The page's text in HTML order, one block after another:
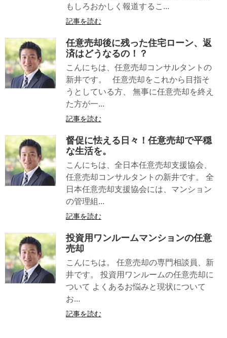
もしろおかしく報道するこ...
記事を読む
任意売却後に残った住宅ローン、返
済はどうなるの！？
こんにちは、任意売却コンサルタントの
新井です。 任意売却をこれから目指そ
うとしている方、 無事に任意売却を終え
た方が一...
記事を読む
督促に怯える日々！任意売却で平穏
な生活を。
こんにちは、全日本任意売却支援協会、
任意売却コンサルタントの新井です。 全
日本任意売却支援協会には、マンション
の管理組...
記事を読む
投資用ワンルームマンションの任意
売却
こんにちは。 任意売却の専門相談員、新
井です。 投資用ワンルームの任意売却に
ついて よくあるお悩みと現状について
お...
記事を読む